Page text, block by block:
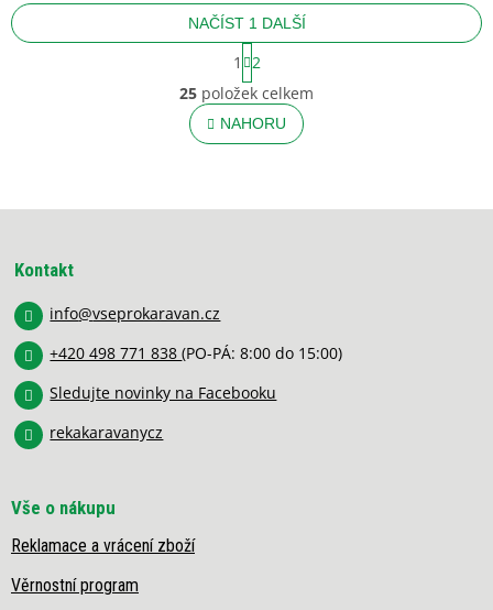
O
v
l
á
c
v
p
NAČÍST 1 DALŠÍ
S
t
r
á
n
k
1
2
25 položek celkem
NAHORU
Kontakt
info@vseprokaravan.cz
+420 498 771 838(PO-PÁ: 8:00 do 15:00)
Sledujte novinky na Facebooku
rekakaravanycz
Vše o nákupu
Reklamace a vrácení zboží
Věrnostní program